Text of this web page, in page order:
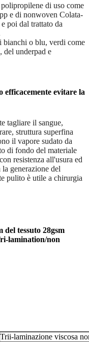
di uso come
e di nonwoven Colata-
poi dal trattato da
bianchi o blu, verdi come
underpad e
efficacemente evitare la
tagliare il sangue,
struttura superfina
il vapore sudato da
di fondo del materiale
resistenza all'usura ed
la generazione del
pulito è utile a chirurgia
del tessuto 28gsm
lamination/non
Trii-laminazione viscosa